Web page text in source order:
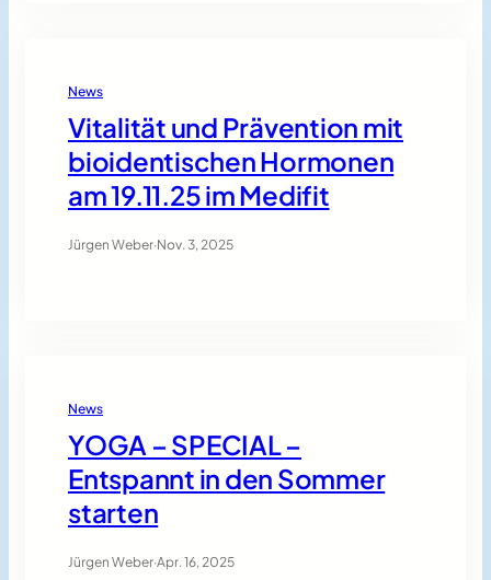
News
Vitalität und Prävention mit
bioidentischen Hormonen
am 19.11.25 im Medifit
Jürgen Weber·Nov. 3, 2025
News
YOGA – SPECIAL –
Entspannt in den Sommer
starten
Jürgen Weber·Apr. 16, 2025